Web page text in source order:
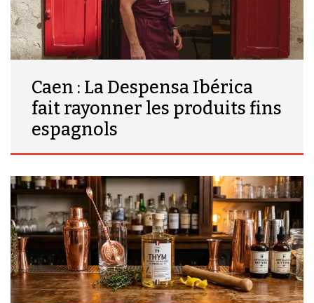
Caen : La Despensa Ibérica
fait rayonner les produits fins
espagnols